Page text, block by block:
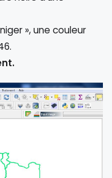
», une couleur